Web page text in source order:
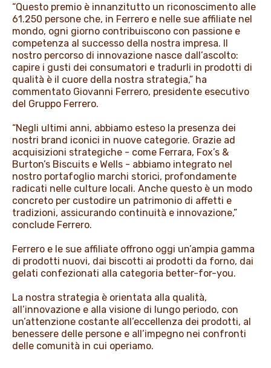
“Questo premio è innanzitutto un riconoscimento alle
61.250 persone che, in Ferrero e nelle sue affiliate nel
mondo, ogni giorno contribuiscono con passione e
competenza al successo della nostra impresa. Il
nostro percorso di innovazione nasce dall’ascolto:
capire i gusti dei consumatori e tradurli in prodotti di
qualità è il cuore della nostra strategia,” ha
commentato Giovanni Ferrero, presidente esecutivo
del Gruppo Ferrero.
“Negli ultimi anni, abbiamo esteso la presenza dei
nostri brand iconici in nuove categorie. Grazie ad
acquisizioni strategiche - come Ferrara, Fox’s &
Burton’s Biscuits e Wells - abbiamo integrato nel
nostro portafoglio marchi storici, profondamente
radicati nelle culture locali. Anche questo è un modo
concreto per custodire un patrimonio di affetti e
tradizioni, assicurando continuità e innovazione,”
conclude Ferrero.
Ferrero e le sue affiliate offrono oggi un’ampia gamma
di prodotti nuovi, dai biscotti ai prodotti da forno, dai
gelati confezionati alla categoria better-for-you.
La nostra strategia è orientata alla qualità,
all’innovazione e alla visione di lungo periodo, con
un’attenzione costante all’eccellenza dei prodotti, al
benessere delle persone e all’impegno nei confronti
delle comunità in cui operiamo.